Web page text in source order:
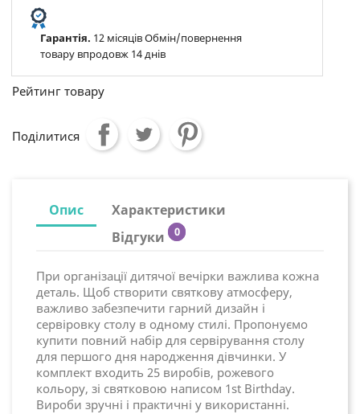
Гарантія. 12 місяців Обмін/повернення
товару впродовж 14 днів
Рейтинг товару
Поділитися
Опис
Характеристики
Відгуки
0
При організації дитячої вечірки важлива кожна
деталь. Щоб створити святкову атмосферу,
важливо забезпечити гарний дизайн і
сервіровку столу в одному стилі. Пропонуємо
купити повний набір для сервірування столу
для першого дня народження дівчинки. У
комплект входить 25 виробів, рожевого
кольору, зі святковою написом 1st Birthday.
Вироби зручні і практичні у використанні.